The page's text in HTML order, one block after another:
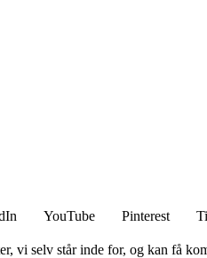
YouTube Pinterest
vi selv står inde for, og kan få